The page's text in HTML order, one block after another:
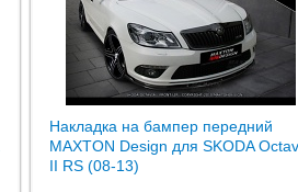
Накладка на бампер передний
MAXTON Design для SKODA
II RS (08-13)